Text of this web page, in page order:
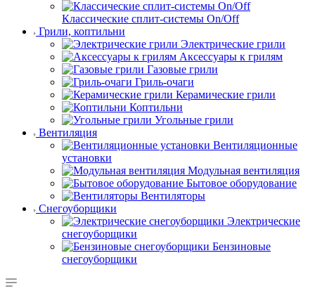
Классические сплит-системы On/Off
Грили, коптильни
Электрические грили
Аксессуары к грилям
Газовые грили
Гриль-очаги
Керамические грили
Коптильни
Угольные грили
Вентиляция
Вентиляционные
установки
Модульная вентиляция
Бытовое оборудование
Вентиляторы
Снегоуборщики
Электрические
снегоуборщики
Бензиновые
снегоуборщики